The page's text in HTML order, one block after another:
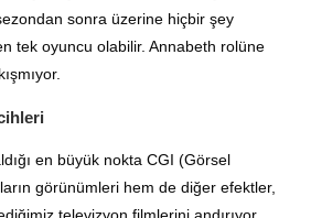
sonra üzerine hiçbir şey
tek oyuncu olabilir. Annabeth rolüne
.
en büyük nokta CGI (Görsel
görünümleri hem de diğer efektler,
televizyon filmlerini andırıyor.